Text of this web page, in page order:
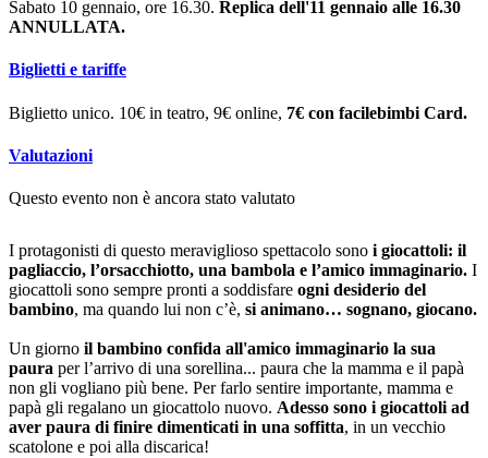
Sabato 10 gennaio, ore 16.30. Replica dell'11 gennaio alle 16.30
ANNULLATA.
Biglietti e tariffe
Biglietto unico. 10€ in teatro, 9€ online, 7€ con facilebimbi Card.
Valutazioni
Questo evento non è ancora stato valutato
I protagonisti di questo meraviglioso spettacolo sono i giocattoli: il
pagliaccio, l’orsacchiotto, una bambola e l’amico immaginario. I
giocattoli sono sempre pronti a soddisfare ogni desiderio del
bambino, ma quando lui non c’è, si animano… sognano, giocano.
Un giorno il bambino confida all'amico immaginario la sua
paura per l’arrivo di una sorellina... paura che la mamma e il papà
non gli vogliano più bene. Per farlo sentire importante, mamma e
papà gli regalano un giocattolo nuovo. Adesso sono i giocattoli ad
aver paura di finire dimenticati in una soffitta, in un vecchio
scatolone e poi alla discarica!